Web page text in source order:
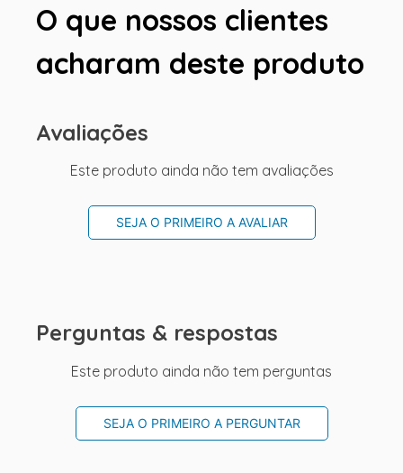
O que nossos clientes
acharam deste produto
Avaliações
Este produto ainda não tem avaliações
SEJA O PRIMEIRO A AVALIAR
Perguntas & respostas
Este produto ainda não tem perguntas
SEJA O PRIMEIRO A PERGUNTAR